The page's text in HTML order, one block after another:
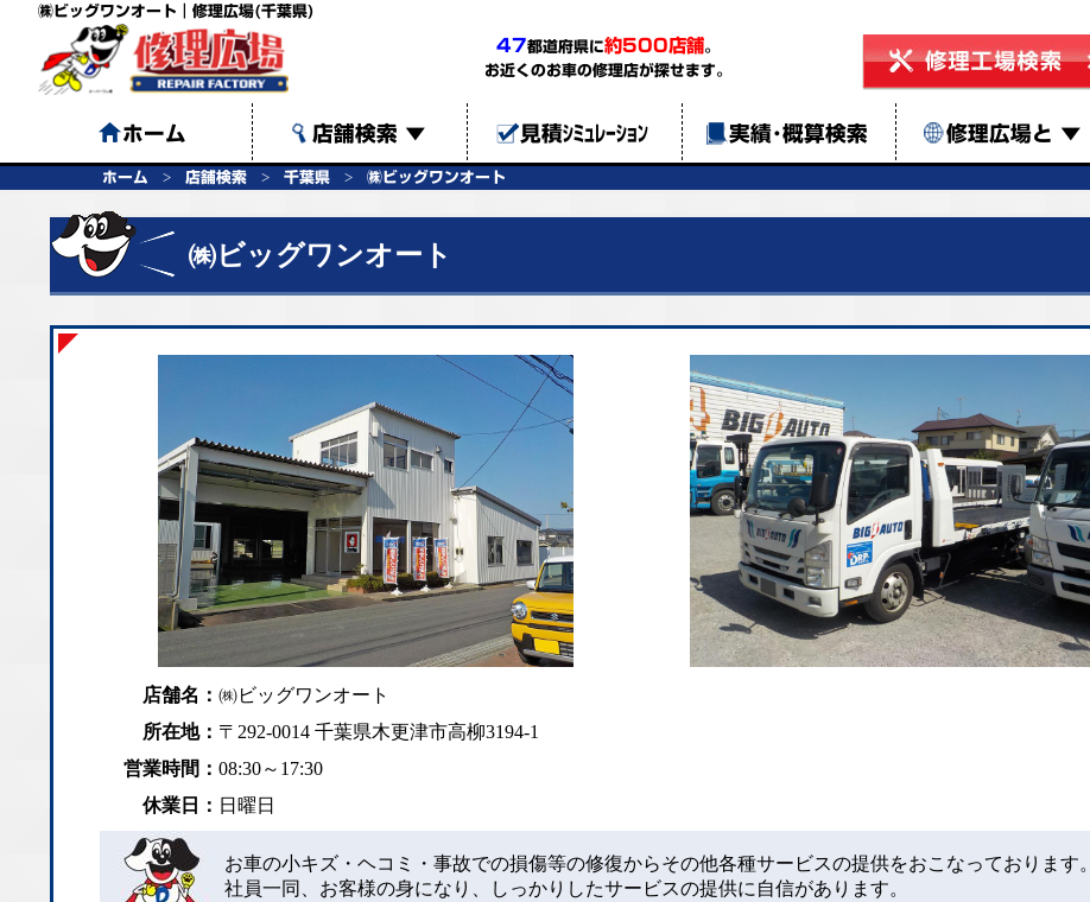
㈱ビッグワンオート｜修理広場(千葉県)
47都道府県に約500店舗。
お近くのお車の修理店が探せます。
ホーム 店舗検索 ▼ 見積ｼﾐｭﾚｰｼｮﾝ 実績･概算検索 修理広場と ▼
ホーム 店舗検索 千葉県 ㈱ビッグワンオート
㈱ビッグワンオート
店舗名： ㈱ビッグワンオート
所在地： 〒292-0014 千葉県木更津市高柳3194-1
営業時間： 08:30～17:30
休業日： 日曜日
お車の小キズ・ヘコミ・事故での損傷等の修復からその他各種サービスの提供をおこなっております。
社員一同、お客様の身になり、しっかりしたサービスの提供に自信があります。